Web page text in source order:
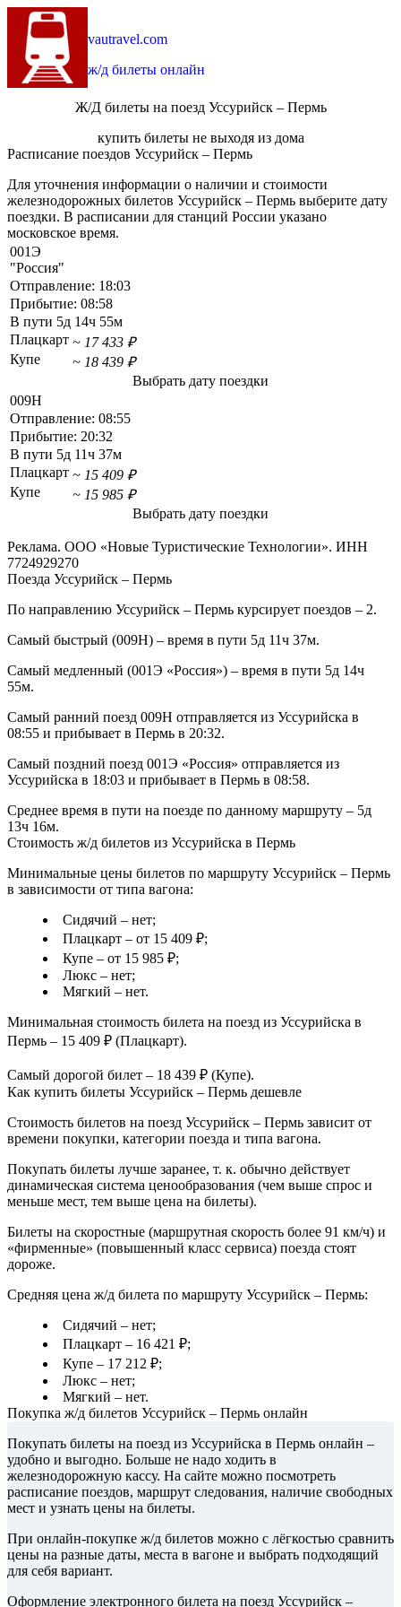
vautravel.com
ж/д билеты онлайн
Ж/Д билеты на поезд Уссурийск – Пермь
купить билеты не выходя из дома
Расписание поездов Уссурийск – Пермь
Для уточнения информации о наличии и стоимости
железнодорожных билетов Уссурийск – Пермь выберите дату
поездки. В расписании для станций России указано
московское время.
001Э
"Россия"
Отправление: 18:03
Прибытие: 08:58
В пути 5д 14ч 55м
Плацкарт ~ 17 433 ₽
Купе
~ 18 439 ₽
Выбрать дату поездки
009Н
Отправление: 08:55
Прибытие: 20:32
В пути 5д 11ч 37м
Плацкарт ~ 15 409 ₽
Купе
~ 15 985 ₽
Выбрать дату поездки
Реклама. ООО «Новые Туристические Технологии». ИНН
7724929270
Поезда Уссурийск – Пермь
По направлению Уссурийск – Пермь курсирует поездов – 2.
Самый быстрый (009Н) – время в пути 5д 11ч 37м.
Самый медленный (001Э «Россия») – время в пути 5д 14ч
55м.
Самый ранний поезд 009Н отправляется из Уссурийска в
08:55 и прибывает в Пермь в 20:32.
Самый поздний поезд 001Э «Россия» отправляется из
Уссурийска в 18:03 и прибывает в Пермь в 08:58.
Среднее время в пути на поезде по данному маршруту – 5д
13ч 16м.
Стоимость ж/д билетов из Уссурийска в Пермь
Минимальные цены билетов по маршруту Уссурийск – Пермь
в зависимости от типа вагона:
Сидячий – нет;
Плацкарт – от 15 409 ₽;
Купе – от 15 985 ₽;
Люкс – нет;
Мягкий – нет.
Минимальная стоимость билета на поезд из Уссурийска в
Пермь – 15 409 ₽ (Плацкарт).
Самый дорогой билет – 18 439 ₽ (Купе).
Как купить билеты Уссурийск – Пермь дешевле
Стоимость билетов на поезд Уссурийск – Пермь зависит от
времени покупки, категории поезда и типа вагона.
Покупать билеты лучше заранее, т. к. обычно действует
динамическая система ценообразования (чем выше спрос и
меньше мест, тем выше цена на билеты).
Билеты на скоростные (маршрутная скорость более 91 км/ч) и
«фирменные» (повышенный класс сервиса) поезда стоят
дороже.
Средняя цена ж/д билета по маршруту Уссурийск – Пермь:
Сидячий – нет;
Плацкарт – 16 421 ₽;
Купе – 17 212 ₽;
Люкс – нет;
Мягкий – нет.
Покупка ж/д билетов Уссурийск – Пермь онлайн
Покупать билеты на поезд из Уссурийска в Пермь онлайн –
удобно и выгодно. Больше не надо ходить в
железнодорожную кассу. На сайте можно посмотреть
расписание поездов, маршрут следования, наличие свободных
мест и узнать цены на билеты.
При онлайн-покупке ж/д билетов можно с лёгкостью сравнить
цены на разные даты, места в вагоне и выбрать подходящий
для себя вариант.
Оформление электронного билета на поезд Уссурийск –